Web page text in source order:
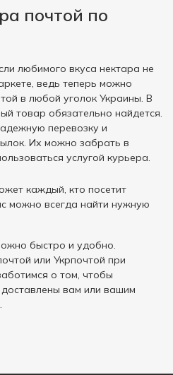
почтой по
любимого вкуса нектара не
ведь теперь можно
в любой уголок Украины. В
товар обязательно найдется.
перевозку и
Их можно забрать в
услугой курьера.
каждый, кто посетит
можно всегда найти нужную
быстро и удобно.
или Укрпочтой при
о том, чтобы
вам или вашим